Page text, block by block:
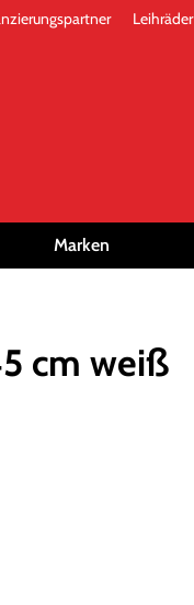
Leihräder
Marken
cm weiß